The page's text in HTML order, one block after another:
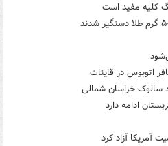
کلیه مفید است
سالوک خراسان شمالی
ادامه دارد
آمریکا آزاد کرد